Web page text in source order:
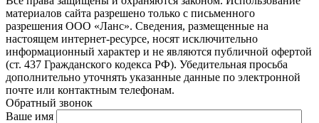
материалов сайта разрешено только с письменного
разрешения ООО «Ланс». Сведения, размещенные на
настоящем интернет-ресурсе, носят исключительно
информационный характер и не являются публичной офертой
(ст. 437 Гражданского кодекса РФ). Убедительная просьба
дополнительно уточнять указанные данные по электронной
почте или контактным телефонам.
Обратный звонок
Ваше имя